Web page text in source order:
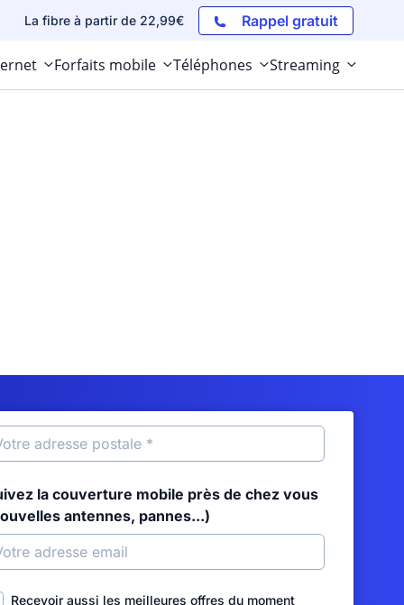
La fibre à partir de 22,99€ Rappel gratuit
Forfaits mobile Téléphones Streaming
la couverture mobile près de chez vous
antennes, pannes...)
Recevoir aussi les meilleures offres du moment